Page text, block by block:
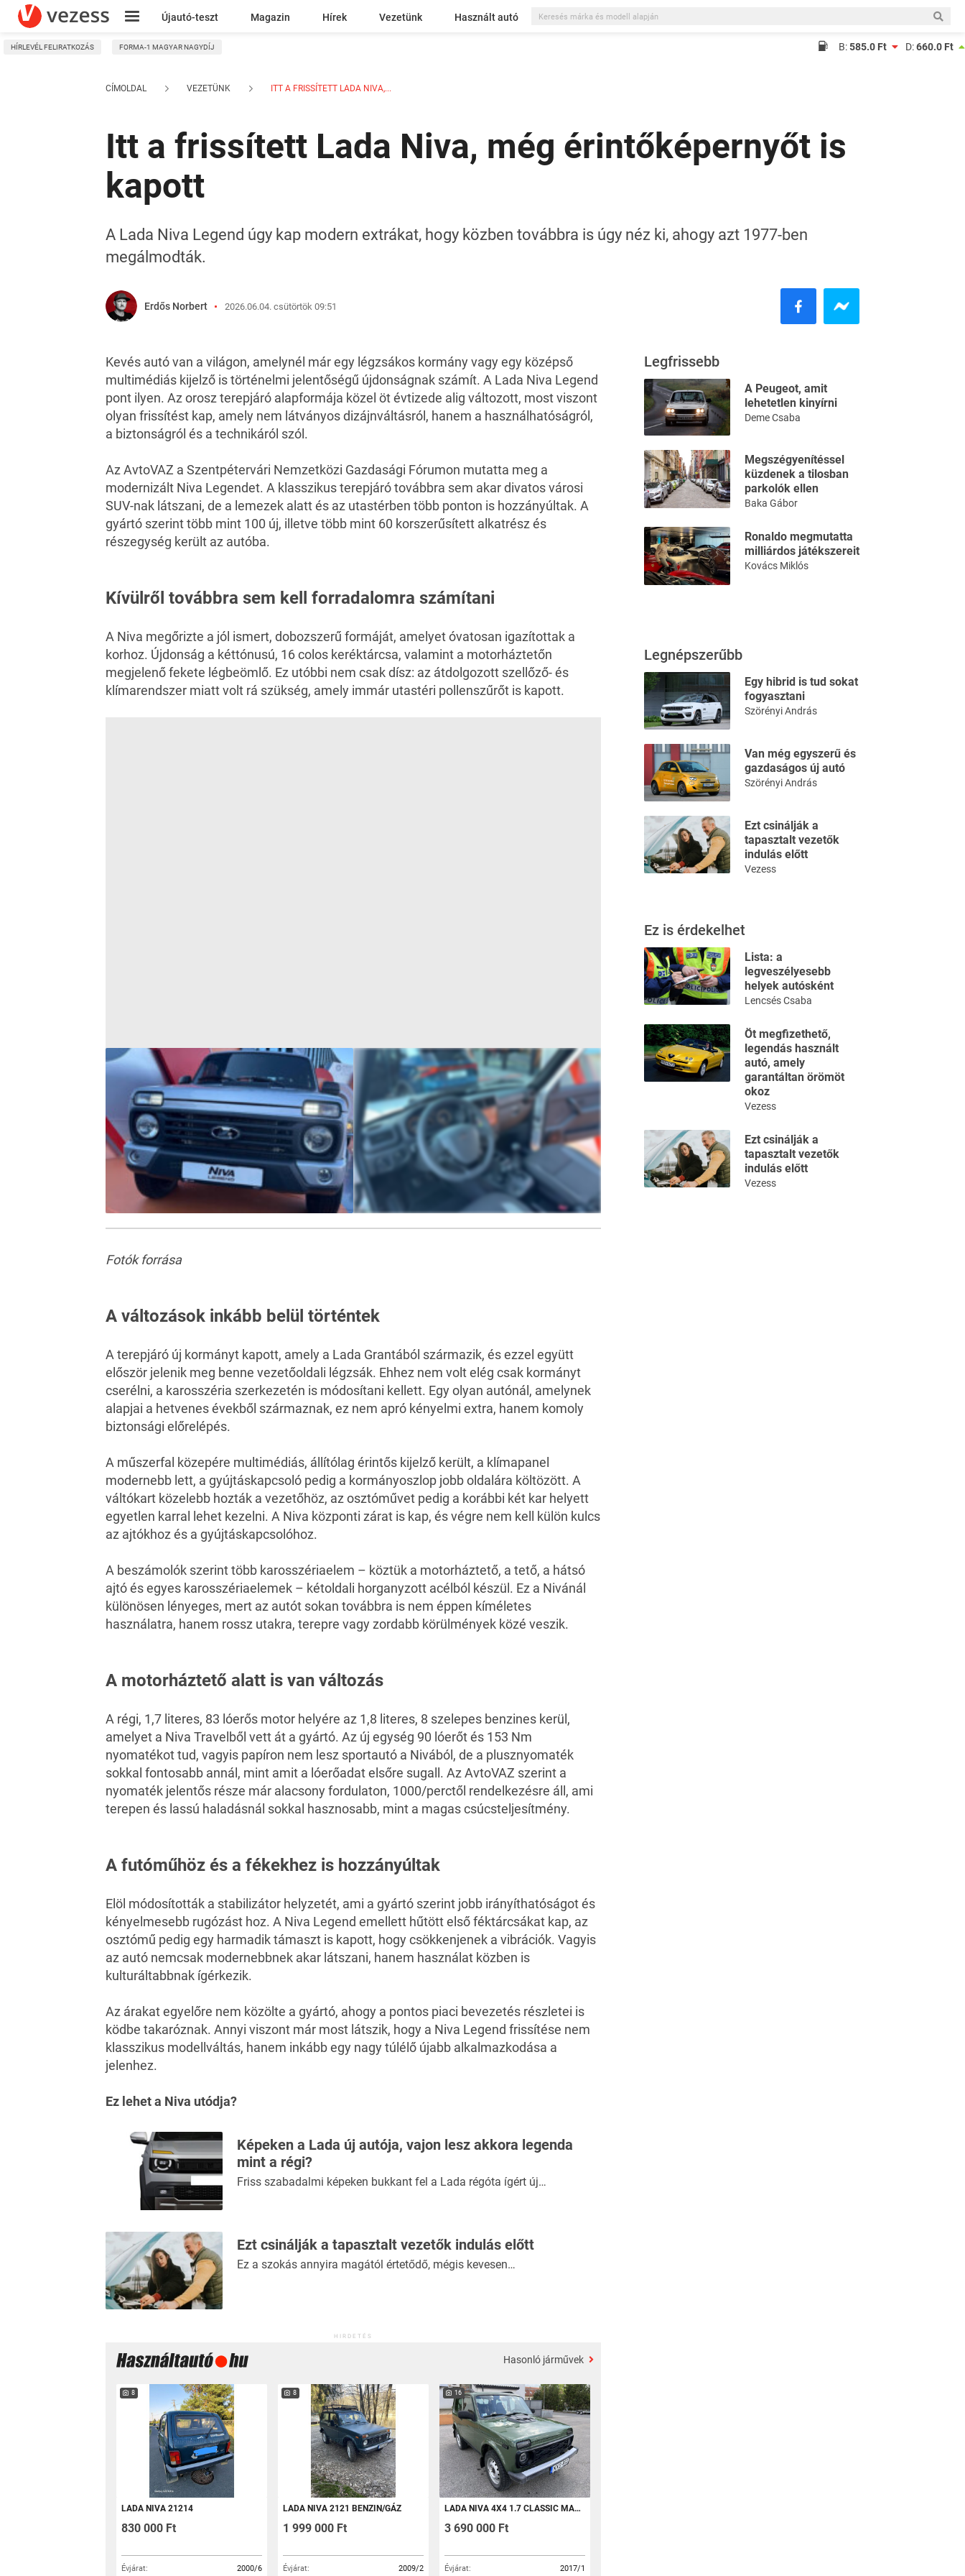
Újautó-teszt Magazin Hírek Vezetünk Használt autó
Kresz
HÍRLEVÉL FELIRATKOZÁS FORMA-1 MAGYAR NAGYDÍJ B:585.0 Ft D:660.0 Ft
CÍMOLDAL VEZETÜNK ITT A FRISSÍTETT LADA NIVA,...
Itt a frissített Lada Niva, még érintőképernyőt is
kapott
A Lada Niva Legend úgy kap modern extrákat, hogy közben továbbra is úgy néz ki, ahogy azt 1977-ben
megálmodták.
Erdős Norbert 2026.06.04. csütörtök 09:51
Kevés autó van a világon, amelynél már egy légzsákos kormány vagy egy középső
multimédiás kijelző is történelmi jelentőségű újdonságnak számít. A Lada Niva Legend
pont ilyen. Az orosz terepjáró alapformája közel öt évtizede alig változott, most viszont
olyan frissítést kap, amely nem látványos dizájnváltásról, hanem a használhatóságról,
a biztonságról és a technikáról szól.
Az AvtoVAZ a Szentpétervári Nemzetközi Gazdasági Fórumon mutatta meg a
modernizált Niva Legendet. A klasszikus terepjáró továbbra sem akar divatos városi
SUV-nak látszani, de a lemezek alatt és az utastérben több ponton is hozzányúltak. A
gyártó szerint több mint 100 új, illetve több mint 60 korszerűsített alkatrész és
részegység került az autóba.
Kívülről továbbra sem kell forradalomra számítani
A Niva megőrizte a jól ismert, dobozszerű formáját, amelyet óvatosan igazítottak a
korhoz. Újdonság a kéttónusú, 16 colos keréktárcsa, valamint a motorháztetőn
megjelenő fekete légbeömlő. Ez utóbbi nem csak dísz: az átdolgozott szellőző- és
klímarendszer miatt volt rá szükség, amely immár utastéri pollenszűrőt is kapott.
Fotók forrása
A változások inkább belül történtek
A terepjáró új kormányt kapott, amely a Lada Grantából származik, és ezzel együtt
először jelenik meg benne vezetőoldali légzsák. Ehhez nem volt elég csak kormányt
cserélni, a karosszéria szerkezetén is módosítani kellett. Egy olyan autónál, amelynek
alapjai a hetvenes évekből származnak, ez nem apró kényelmi extra, hanem komoly
biztonsági előrelépés.
A műszerfal közepére multimédiás, állítólag érintős kijelző került, a klímapanel
modernebb lett, a gyújtáskapcsoló pedig a kormányoszlop jobb oldalára költözött. A
váltókart közelebb hozták a vezetőhöz, az osztóművet pedig a korábbi két kar helyett
egyetlen karral lehet kezelni. A Niva központi zárat is kap, és végre nem kell külön kulcs
az ajtókhoz és a gyújtáskapcsolóhoz.
A beszámolók szerint több karosszériaelem – köztük a motorháztető, a tető, a hátsó
ajtó és egyes karosszériaelemek – kétoldali horganyzott acélból készül. Ez a Nivánál
különösen lényeges, mert az autót sokan továbbra is nem éppen kíméletes
használatra, hanem rossz utakra, terepre vagy zordabb körülmények közé veszik.
A motorháztető alatt is van változás
A régi, 1,7 literes, 83 lóerős motor helyére az 1,8 literes, 8 szelepes benzines kerül,
amelyet a Niva Travelből vett át a gyártó. Az új egység 90 lóerőt és 153 Nm
nyomatékot tud, vagyis papíron nem lesz sportautó a Nivából, de a plusznyomaték
sokkal fontosabb annál, mint amit a lóerőadat elsőre sugall. Az AvtoVAZ szerint a
nyomaték jelentős része már alacsony fordulaton, 1000/perctől rendelkezésre áll, ami
terepen és lassú haladásnál sokkal hasznosabb, mint a magas csúcsteljesítmény.
A futóműhöz és a fékekhez is hozzányúltak
Elöl módosították a stabilizátor helyzetét, ami a gyártó szerint jobb irányíthatóságot és
kényelmesebb rugózást hoz. A Niva Legend emellett hűtött első féktárcsákat kap, az
osztómű pedig egy harmadik támaszt is kapott, hogy csökkenjenek a vibrációk. Vagyis
az autó nemcsak modernebbnek akar látszani, hanem használat közben is
kulturáltabbnak ígérkezik.
Az árakat egyelőre nem közölte a gyártó, ahogy a pontos piaci bevezetés részletei is
ködbe takaróznak. Annyi viszont már most látszik, hogy a Niva Legend frissítése nem
klasszikus modellváltás, hanem inkább egy nagy túlélő újabb alkalmazkodása a
jelenhez.
Ez lehet a Niva utódja?
Képeken a Lada új autója, vajon lesz akkora legenda
mint a régi?
Friss szabadalmi képeken bukkant fel a Lada régóta ígért új…
Ezt csinálják a tapasztalt vezetők indulás előtt
Ez a szokás annyira magától értetődő, mégis kevesen…
HIRDETÉS
Hasonló járművek
8
LADA NIVA 21214
830 000 Ft
Évjárat: 2000/6
8
LADA NIVA 2121 BENZIN/GÁZ
1 999 000 Ft
Évjárat: 2009/2
16
LADA NIVA 4X4 1.7 CLASSIC MAGYAR! LED! ELEKTROMOS ABLAK! 4X4
3 690 000 Ft
Évjárat: 2017/1
Legfrissebb
A Peugeot, amit
lehetetlen kinyírni
Deme Csaba
Megszégyenítéssel
küzdenek a tilosban
parkolók ellen
Baka Gábor
Ronaldo megmutatta
milliárdos játékszereit
Kovács Miklós
Legnépszerűbb
Egy hibrid is tud sokat
fogyasztani
Szörényi András
Van még egyszerű és
gazdaságos új autó
Szörényi András
Ezt csinálják a
tapasztalt vezetők
indulás előtt
Vezess
Ez is érdekelhet
Lista: a
legveszélyesebb
helyek autósként
Lencsés Csaba
Öt megfizethető,
legendás használt
autó, amely
garantáltan örömöt
okoz
Vezess
Ezt csinálják a
tapasztalt vezetők
indulás előtt
Vezess